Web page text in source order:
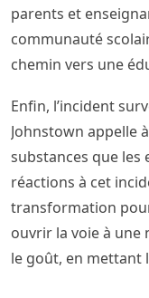
parents et
communauté
chemin vers une
Enfin, l’incident
Johnstown appelle
substances que les
réactions à cet
transformation
ouvrir la voie à une
le goût, en mettant